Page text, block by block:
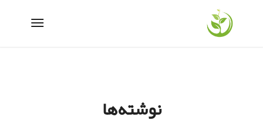
نوشته‌ها